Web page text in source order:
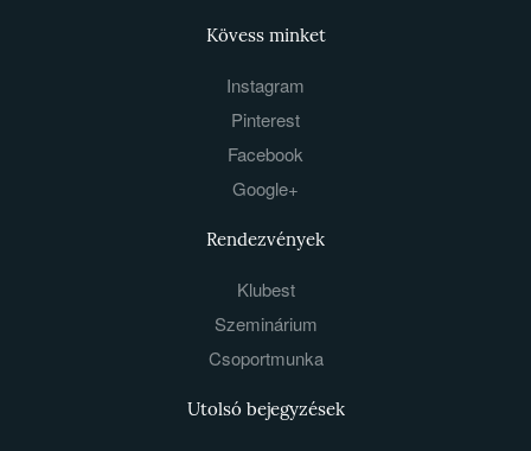
Kövess minket
Instagram
Pinterest
Facebook
Google+
Rendezvények
Klubest
Szeminárium
Csoportmunka
Utolsó bejegyzések